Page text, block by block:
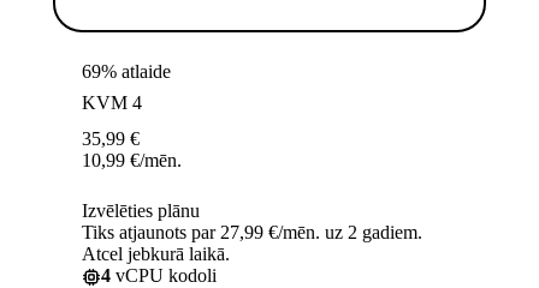
69% atlaide
KVM 4
35,99 €
10,99 €/mēn.
Izvēlēties plānu
Tiks atjaunots par 27,99 €/mēn. uz 2 gadiem.
Atcel jebkurā laikā.
4 vCPU kodoli